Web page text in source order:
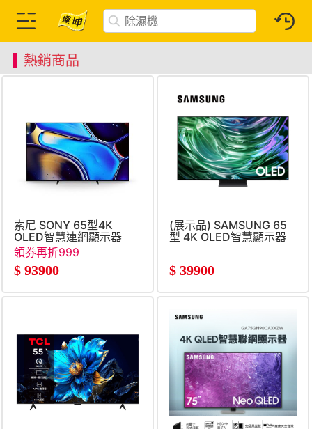
熱銷商品
索尼 SONY 65型4K
OLED智慧連網顯示器
領券再折999
$ 93900
(展示品) SAMSUNG 65
型 4K OLED智慧顯示器
$ 39900